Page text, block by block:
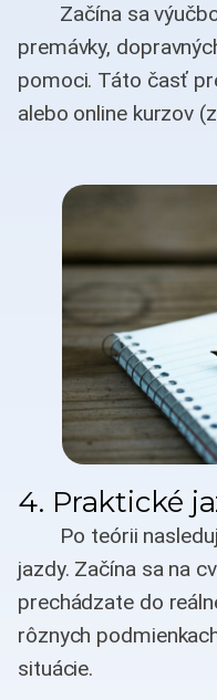
Začína sa
premávky,
pomoci. Táto časť
alebo online kurzov
4. Praktické
Po teórii
jazdy. Začína sa na
prechádzate do
rôznych
situácie.